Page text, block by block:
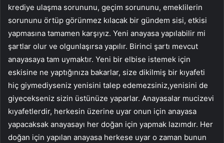
krediye ulaşma sorununu, geçim sorununu, emeklilerin
sorununu örtüp görünmez kılacak bir gündem sisi, etkisi
yapmasına tamamen karşıyız. Yeni anayasa yapılabilir mi
şartlar olur ve olgunlaşırsa yapılır. Birinci şartı mevcut
anayasaya tam uymaktır. Yeni bir elbise istemek için
eskisine ne yaptığınıza bakarlar, size dikilmiş bir kıyafeti
hiç giymediyseniz yenisini talep edemezsiniz,yenisini de
giyecekseniz sizin üstünüze yaparlar. Anayasalar mucizevi
kıyafetlerdir, herkesin üzerine uyar onun için anayasa
yapacaksak anayasayı her doğan için yapmak lazımdır. Her
doğan için yapılan anayasa herkese uyar o zaman bunun